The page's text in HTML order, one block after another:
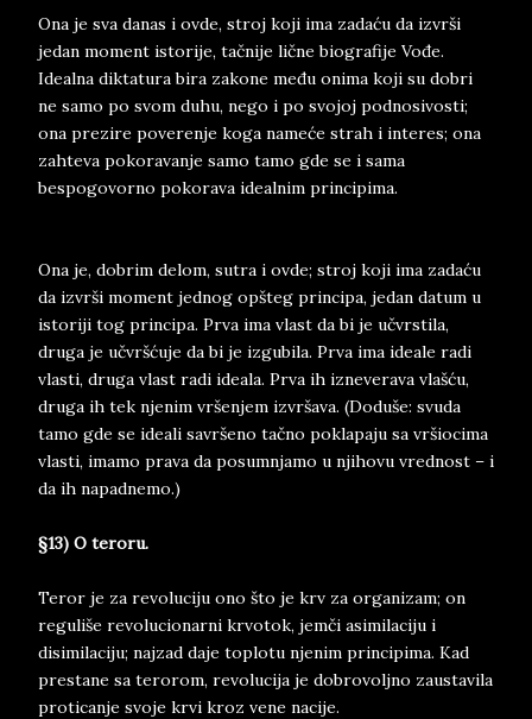
Ona je sva danas i ovde, stroj koji ima zadaću da izvrši
jedan moment istorije, tačnije lične biografije Vođe.
Idealna diktatura bira zakone među onima koji su dobri
ne samo po svom duhu, nego i po svojoj podnosivosti;
ona prezire poverenje koga nameće strah i interes; ona
zahteva pokoravanje samo tamo gde se i sama
bespogovorno pokorava idealnim principima.
Ona je, dobrim delom, sutra i ovde; stroj koji ima zadaću
da izvrši moment jednog opšteg principa, jedan datum u
istoriji tog principa. Prva ima vlast da bi je učvrstila,
druga je učvršćuje da bi je izgubila. Prva ima ideale radi
vlasti, druga vlast radi ideala. Prva ih izneverava vlašću,
druga ih tek njenim vršenjem izvršava. (Doduše: svuda
tamo gde se ideali savršeno tačno poklapaju sa vršiocima
vlasti, imamo prava da posumnjamo u njihovu vrednost – i
da ih napadnemo.)
§13) O teroru.
Teror je za revoluciju ono što je krv za organizam; on
reguliše revolucionarni krvotok, jemči asimilaciju i
disimilaciju; najzad daje toplotu njenim principima. Kad
prestane sa terorom, revolucija je dobrovoljno zaustavila
proticanje svoje krvi kroz vene nacije.